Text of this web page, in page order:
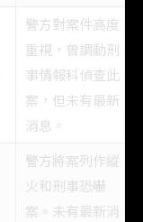
警方對案件高度
重視，曾調動刑
事情報科偵查此
案，但未有最新
消息。
警方將案列作縱
火和刑事恐嚇
案。未有最新消